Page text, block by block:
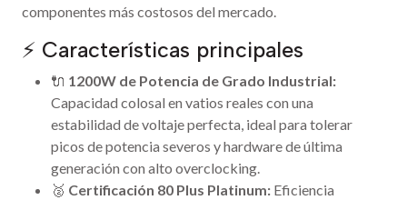
componentes más costosos del mercado.
⚡ Características principales
🔌 1200W de Potencia de Grado Industrial:
Capacidad colosal en vatios reales con una
estabilidad de voltaje perfecta, ideal para tolerar
picos de potencia severos y hardware de última
generación con alto overclocking.
🥈 Certificación 80 Plus Platinum: Eficiencia